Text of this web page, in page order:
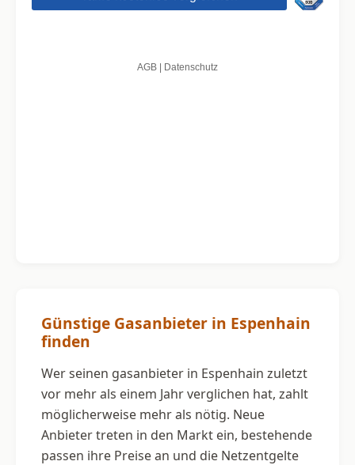
Günstige Gasanbieter in Espenhain
finden
Wer seinen gasanbieter in Espenhain zuletzt
vor mehr als einem Jahr verglichen hat, zahlt
möglicherweise mehr als nötig. Neue
Anbieter treten in den Markt ein, bestehende
passen ihre Preise an und die Netzentgelte